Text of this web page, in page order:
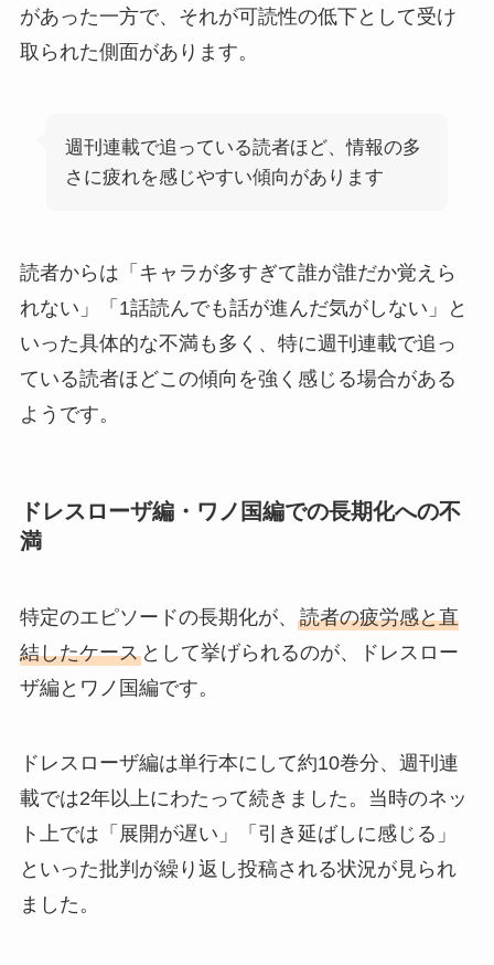
があった一方で、それが可読性の低下として受け
取られた側面があります。
週刊連載で追っている読者ほど、情報の多
さに疲れを感じやすい傾向があります
読者からは「キャラが多すぎて誰が誰だか覚えら
れない」「1話読んでも話が進んだ気がしない」と
いった具体的な不満も多く、特に週刊連載で追っ
ている読者ほどこの傾向を強く感じる場合がある
ようです。
ドレスローザ編・ワノ国編での長期化への不
満
特定のエピソードの長期化が、 読者の疲労感と直
結したケースとして挙げられるのが、ドレスロー
ザ編とワノ国編です。
ドレスローザ編は単行本にして約10巻分、週刊連
載では2年以上にわたって続きました。当時のネッ
ト上では「展開が遅い」「引き延ばしに感じる」
といった批判が繰り返し投稿される状況が見られ
ました。